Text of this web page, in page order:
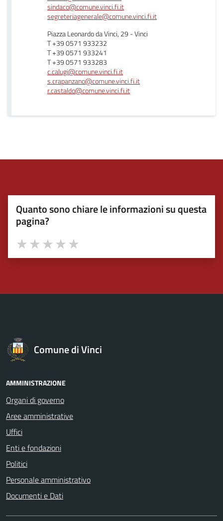
sindaco@comune.vinci.fi.it
segreteriagenerale@comune.vinci.fi.it
Piazza Leonardo da Vinci, 29 - Vinci
T +39 0571 933232
T +39 0571 933241
T +39 0571 933283
c.calugi@comune.vinci.fi.it
s.crapanzano@comune.vinci.fi.it
r.castaldo@comune.vinci.fi.it
Quanto sono chiare le informazioni su questa
pagina?
Valuta 5 stelle su 5
Valuta 4 stelle su 5
Valuta 3 stelle su 5
Valuta 2 stelle su 5
Valuta 1 stelle su 5
Comune di Vinci
AMMINISTRAZIONE
Organi di governo
Aree amministrative
Uffici
Enti e fondazioni
Politici
Personale amministrativo
Documenti e Dati